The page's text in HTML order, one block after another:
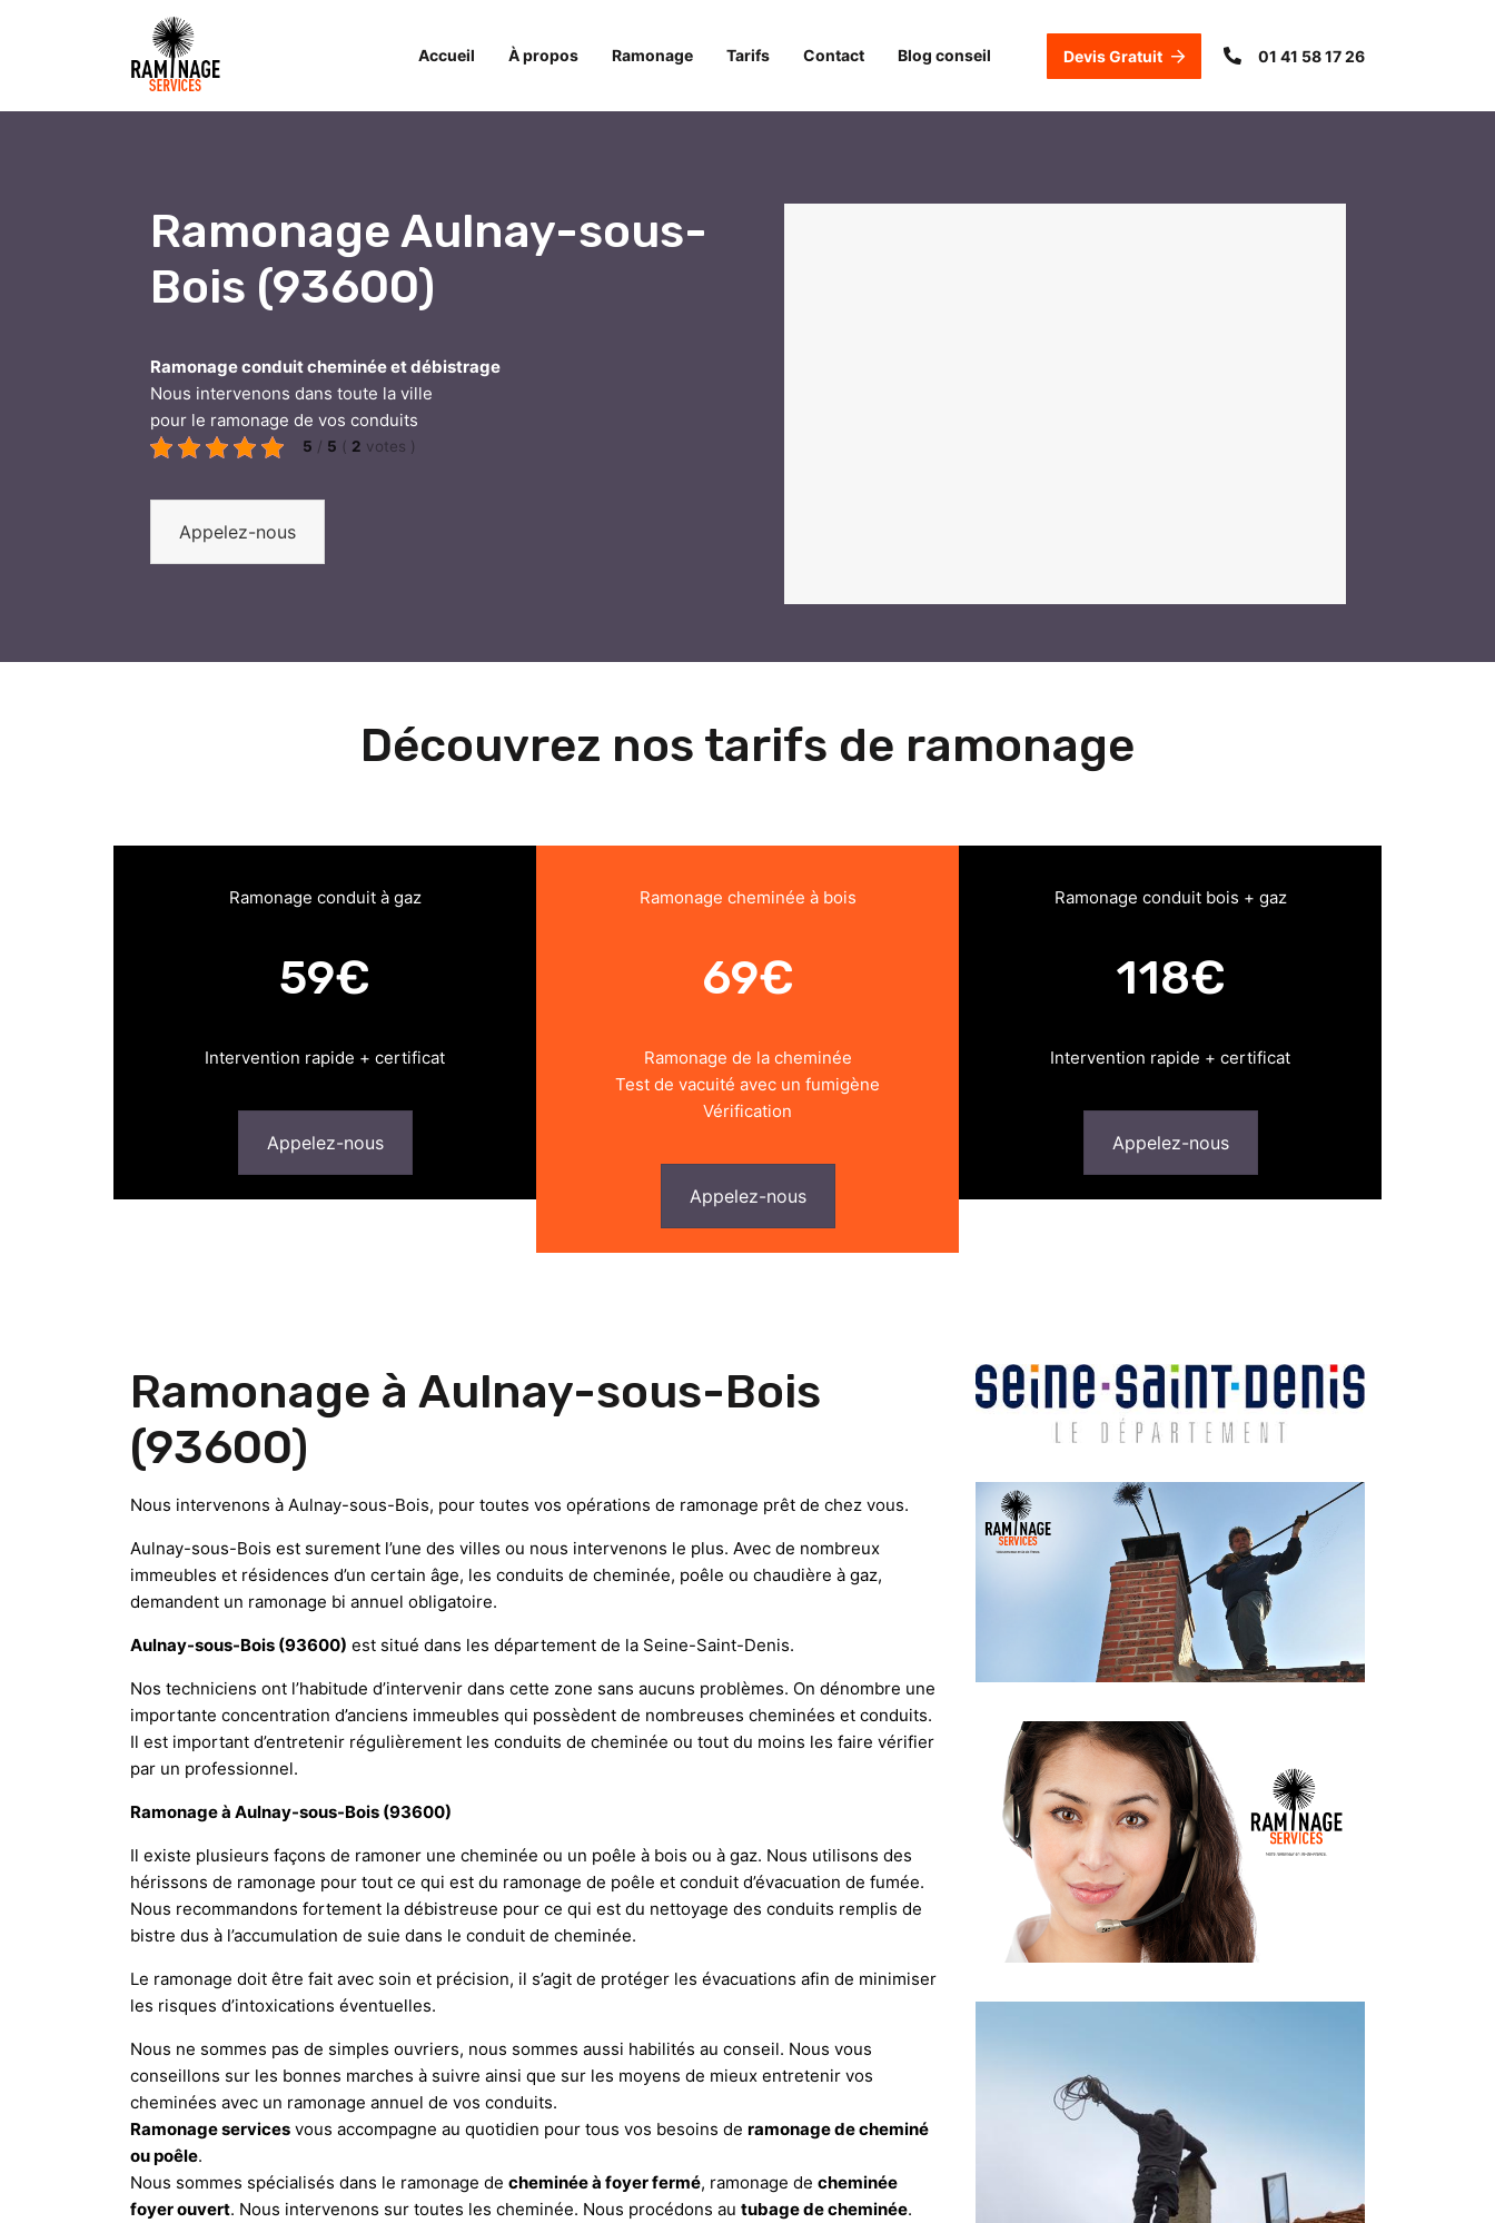
Accueil À propos Ramonage Tarifs Contact Blog conseil Devis Gratuit 01 41 58 17 26
Ramonage Aulnay-sous-
Bois (93600)
Ramonage conduit cheminée et débistrage
Nous intervenons dans toute la ville
pour le ramonage de vos conduits
5 / 5 ( 2 votes )
Appelez-nous
Découvrez nos tarifs de ramonage
Ramonage conduit à gaz
59€
Intervention rapide + certificat
Appelez-nous
Ramonage cheminée à bois
69€
Ramonage de la cheminée
Test de vacuité avec un fumigène
Vérification
Appelez-nous
Ramonage conduit bois + gaz
118€
Intervention rapide + certificat
Appelez-nous
Ramonage à Aulnay-sous-Bois
(93600)
Nous intervenons à Aulnay-sous-Bois, pour toutes vos opérations de ramonage prêt de chez vous.
Aulnay-sous-Bois est surement l’une des villes ou nous intervenons le plus. Avec de nombreux
immeubles et résidences d’un certain âge, les conduits de cheminée, poêle ou chaudière à gaz,
demandent un ramonage bi annuel obligatoire.
Aulnay-sous-Bois (93600) est situé dans les département de la Seine-Saint-Denis.
Nos techniciens ont l’habitude d’intervenir dans cette zone sans aucuns problèmes. On dénombre une
importante concentration d’anciens immeubles qui possèdent de nombreuses cheminées et conduits.
Il est important d’entretenir régulièrement les conduits de cheminée ou tout du moins les faire vérifier
par un professionnel.
Ramonage à Aulnay-sous-Bois (93600)
Il existe plusieurs façons de ramoner une cheminée ou un poêle à bois ou à gaz. Nous utilisons des
hérissons de ramonage pour tout ce qui est du ramonage de poêle et conduit d’évacuation de fumée.
Nous recommandons fortement la débistreuse pour ce qui est du nettoyage des conduits remplis de
bistre dus à l’accumulation de suie dans le conduit de cheminée.
Le ramonage doit être fait avec soin et précision, il s’agit de protéger les évacuations afin de minimiser
les risques d’intoxications éventuelles.
Nous ne sommes pas de simples ouvriers, nous sommes aussi habilités au conseil. Nous vous
conseillons sur les bonnes marches à suivre ainsi que sur les moyens de mieux entretenir vos
cheminées avec un ramonage annuel de vos conduits.
Ramonage services vous accompagne au quotidien pour tous vos besoins de ramonage de cheminé
ou poêle.
Nous sommes spécialisés dans le ramonage de cheminée à foyer fermé, ramonage de cheminée
foyer ouvert. Nous intervenons sur toutes les cheminée. Nous procédons au tubage de cheminée.